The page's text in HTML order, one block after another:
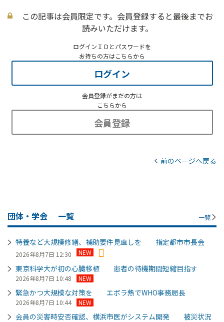
この記事は会員限定です。会員登録すると最後までお
読みいただけます。
ログインＩＤとパスワードを
お持ちの方はこちらから
ログイン
会員登録がまだの方は
こちらから
会員登録
前のページへ戻る
団体・学会 一覧 一覧
特養など大規模修繕、補助要件見直しを 指定都市市長会
2026年8月7日 12:30 NEW
東京科学大が初の心臓移植 患者の待機期間短縮目指す
2026年8月7日 10:48 NEW
緊急かつ大規模な対策を エボラ熱でWHO事務局長
2026年8月7日 10:44 NEW
会員の災害時安否確認、横浜市医がシステム開発 被災状況